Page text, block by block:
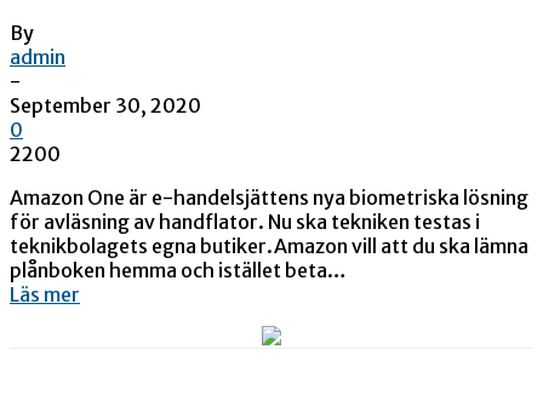
By
admin
-
September 30, 2020
0
2200
Amazon One är e-handelsjättens nya biometriska lösning
för avläsning av handflator. Nu ska tekniken testas i
teknikbolagets egna butiker.Amazon vill att du ska lämna
plånboken hemma och istället beta…
Läs mer